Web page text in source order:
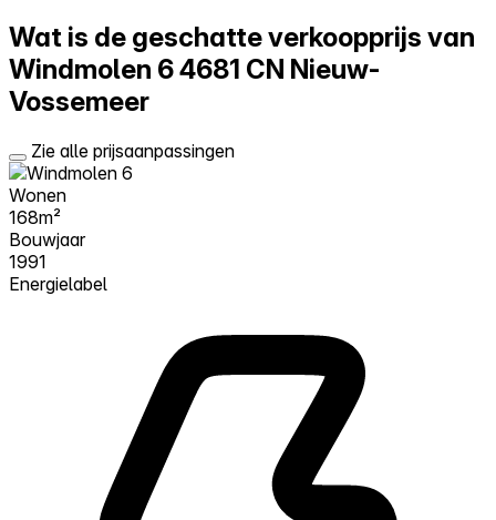
Wat is de geschatte verkoopprijs van
Windmolen 64681 CN Nieuw-
Vossemeer
Zie alle prijsaanpassingen
Wonen
168m²
Bouwjaar
1991
Energielabel